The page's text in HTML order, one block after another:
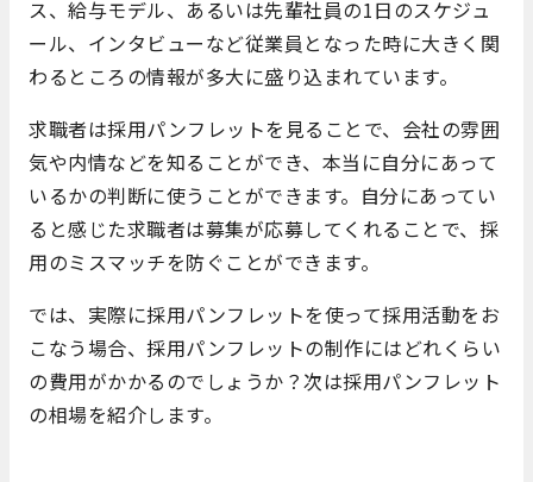
ス、給与モデル、あるいは先輩社員の1日のスケジュ
ール、インタビューなど従業員となった時に大きく関
わるところの情報が多大に盛り込まれています。
求職者は採用パンフレットを見ることで、会社の雰囲
気や内情などを知ることができ、本当に自分にあって
いるかの判断に使うことができます。自分にあってい
ると感じた求職者は募集が応募してくれることで、採
用のミスマッチを防ぐことができます。
では、実際に採用パンフレットを使って採用活動をお
こなう場合、採用パンフレットの制作にはどれくらい
の費用がかかるのでしょうか？次は採用パンフレット
の相場を紹介します。